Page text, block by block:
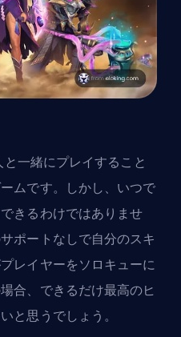
一緒にプレイすること
ムです。しかし、いつで
きるわけではありませ
ポートなしで自分のスキ
レイヤーをソロキューに
合、できるだけ最高のヒ
と思うでしょう。